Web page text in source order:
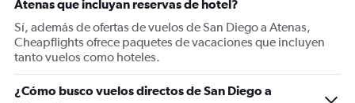
axis
displaying
values.
Range:
0
1500.
Atenas que incluyan reservas de hotel?
Sí, además de ofertas de vuelos de San Diego a Atenas,
Cheapflights ofrece paquetes de vacaciones que incluyen
tanto vuelos como hoteles.
¿Cómo busco vuelos directos de San Diego a